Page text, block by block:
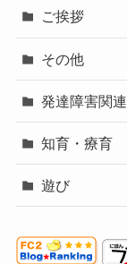
ご挨拶
その他
発達障害関連
知育・療育
遊び